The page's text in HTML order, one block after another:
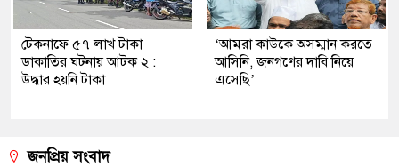
টেকনাফে ৫৭ লাখ টাকা
ডাকাতির ঘটনায় আটক ২ :
উদ্ধার হয়নি টাকা
‘আমরা কাউকে অসম্মান করতে
আসিনি, জনগণের দাবি নিয়ে
এসেছি’
জনপ্রিয় সংবাদ